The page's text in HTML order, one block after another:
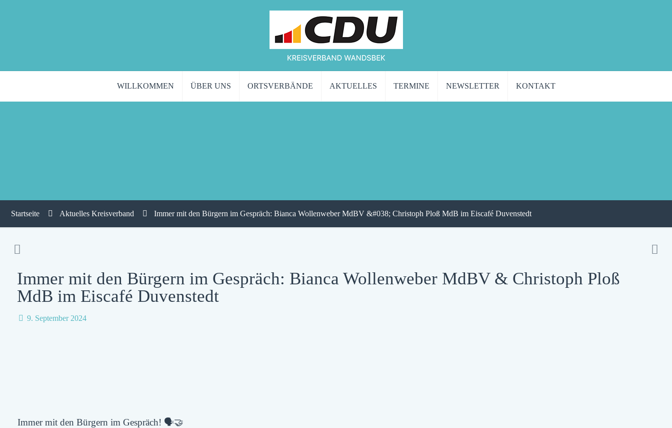
WILLKOMMEN ÜBER UNS ORTSVERBÄNDE AKTUELLES TERMINE NEWSLETTER KONTAKT
Startseite Aktuelles Kreisverband Immer mit den Bürgern im Gespräch: Bianca Wollenweber MdBV &#038; Christoph Ploß MdB im Eiscafé Duvenstedt
Immer mit den Bürgern im Gespräch: Bianca Wollenweber MdBV & Christoph Ploß
MdB im Eiscafé Duvenstedt
9. September 2024
Immer mit den Bürgern im Gespräch! 🗣️🤝